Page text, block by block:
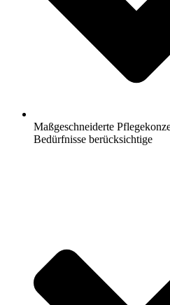
Maßgeschneiderte
Bedürfnisse berücksichtige